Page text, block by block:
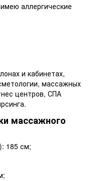
аллергические
и кабинетах,
массажных
центров, СПА
массажного
185 см;